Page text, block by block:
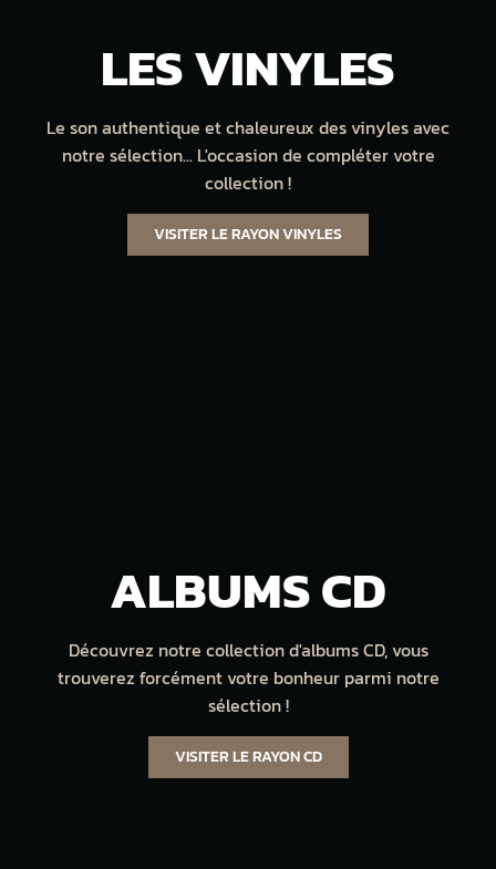
LES VINYLES
Le son authentique et chaleureux des vinyles avec
notre sélection... L'occasion de compléter votre
collection !
VISITER LE RAYON VINYLES
ALBUMS CD
Découvrez notre collection d'albums CD, vous
trouverez forcément votre bonheur parmi notre
sélection !
VISITER LE RAYON CD